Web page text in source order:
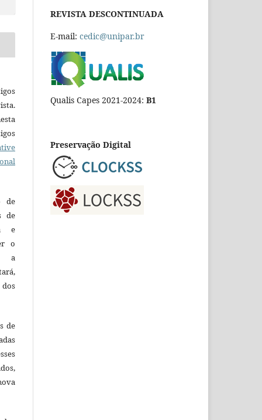
de
de
e
o
a
de
REVISTA DESCONTINUADA
E-mail: cedic@unipar.br
Qualis Capes 2021-2024: B1
Preservação Digital